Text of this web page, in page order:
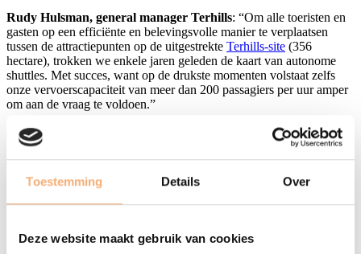
Toestemming Details Over
Deze website maakt gebruik van cookies
Rudy Hulsman, general manager Terhills: “Om alle toeristen en
gasten op een efficiënte en belevingsvolle manier te verplaatsen
tussen de attractiepunten op de uitgestrekte Terhills-site (356
hectare), trokken we enkele jaren geleden de kaart van autonome
shuttles. Met succes, want op de drukste momenten volstaat zelfs
onze vervoerscapaciteit van meer dan 200 passagiers per uur amper
om aan de vraag te voldoen.”
Eerste kennismaking met zelfrijdende voertuigen voor velen
overschrijdt daarenboven de grenzen van de Terhills-site. Dit
verschillende universiteiten en bedrijven uit binnen- en buitenland,